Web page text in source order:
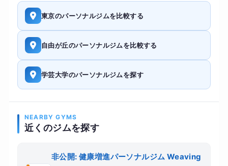
東京のパーソナルジムを比較する
自由が丘のパーソナルジムを比較する
学芸大学のパーソナルジムを探す
NEARBY GYMS
近くのジムを探す
非公開: 健康増進パーソナルジム Weaving